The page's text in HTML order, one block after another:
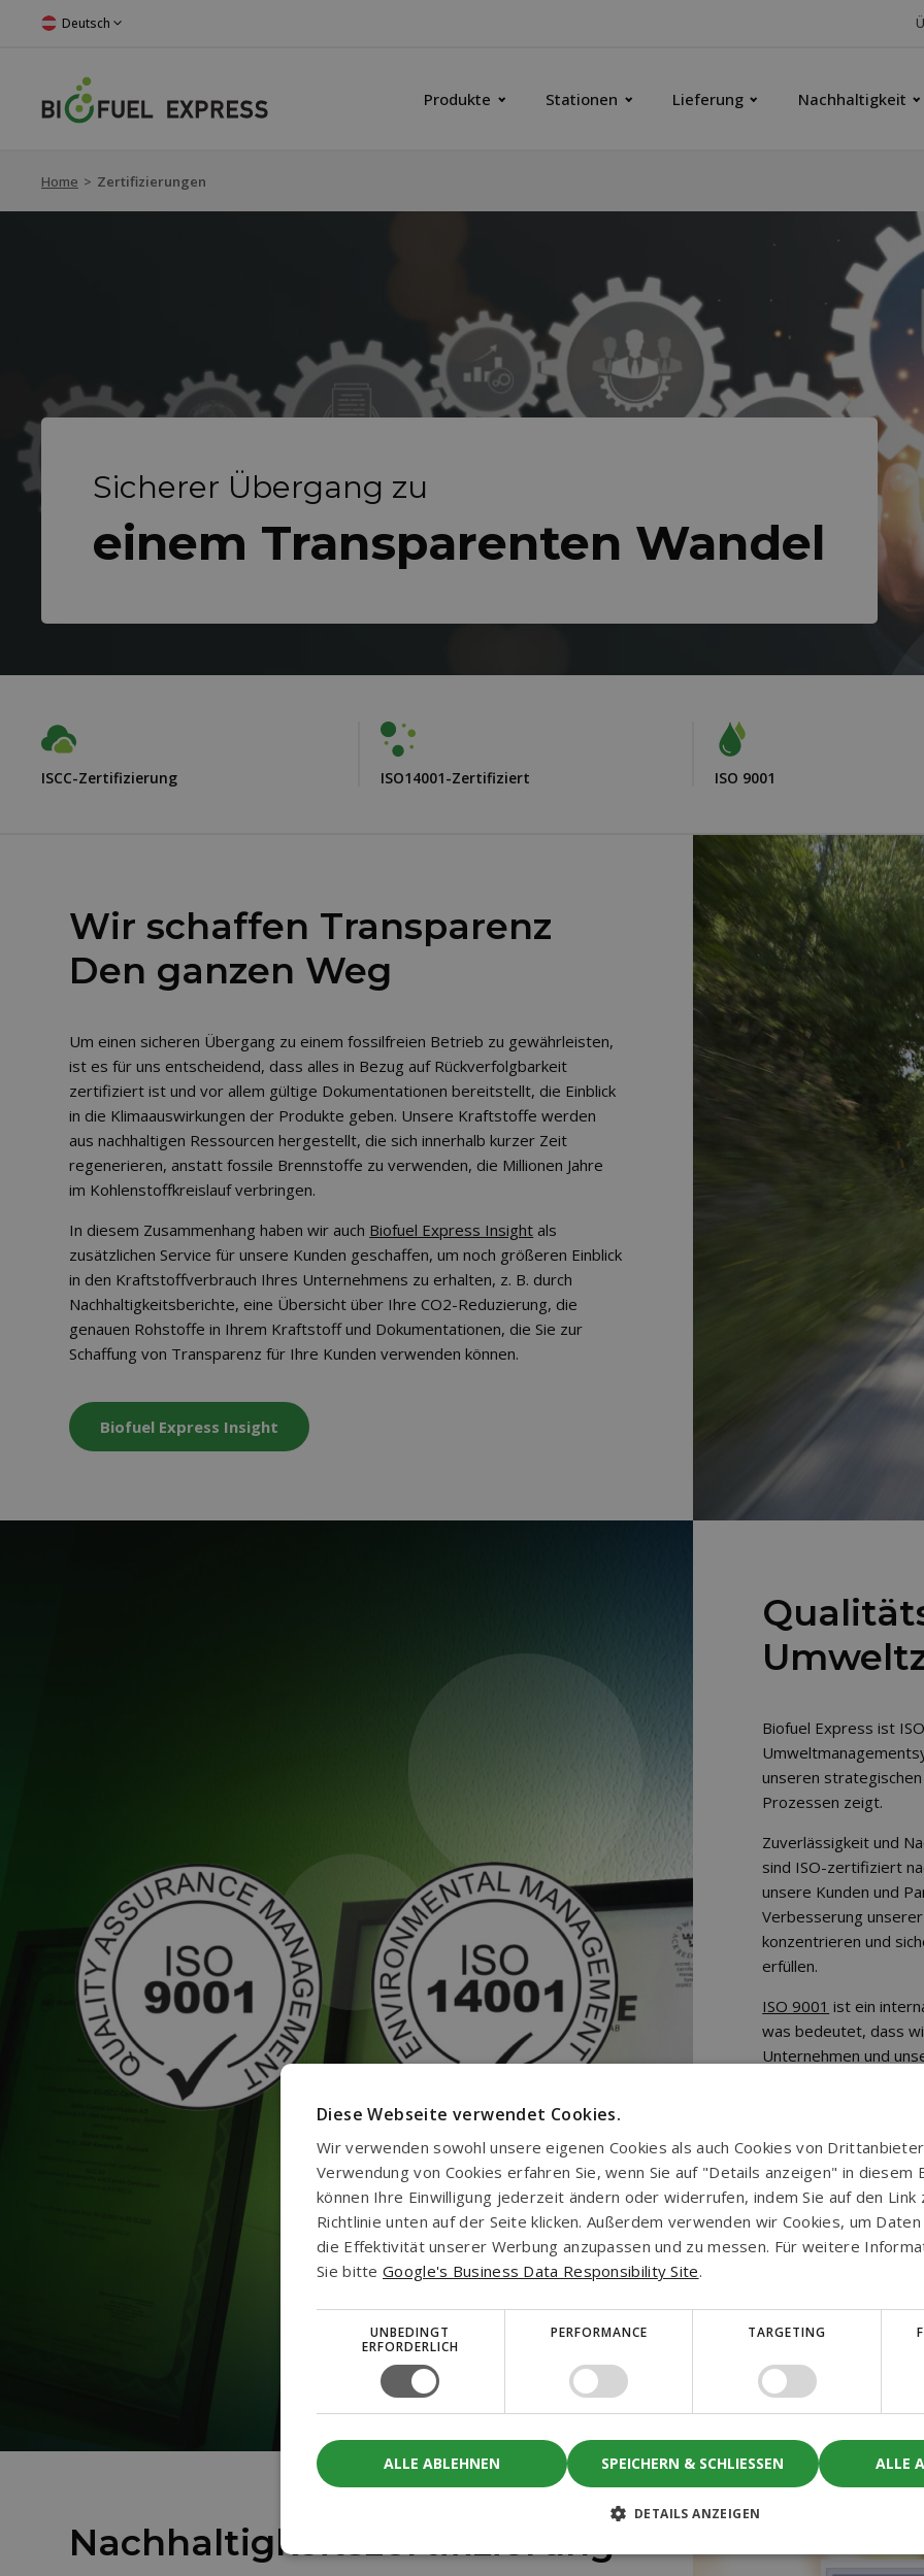
Deutsch
Produkte Stationen Lieferung Nachhaltigkeit
Home > Zertifizierungen
Sicherer Übergang zu
einem Transparenten Wandel
ISCC-Zertifizierung ISO14001-Zertifiziert ISO 9001
Wir schaffen Transparenz
Den ganzen Weg
Um einen sicheren Übergang zu einem fossilfreien Betrieb zu gewährleisten,
ist es für uns entscheidend, dass alles in Bezug auf Rückverfolgbarkeit
zertifiziert ist und vor allem gültige Dokumentationen bereitstellt, die Einblick
in die Klimaauswirkungen der Produkte geben. Unsere Kraftstoffe werden
aus nachhaltigen Ressourcen hergestellt, die sich innerhalb kurzer Zeit
regenerieren, anstatt fossile Brennstoffe zu verwenden, die Millionen Jahre
im Kohlenstoffkreislauf verbringen.
In diesem Zusammenhang haben wir auch Biofuel Express Insight als
zusätzlichen Service für unsere Kunden geschaffen, um noch größeren Einblick
in den Kraftstoffverbrauch Ihres Unternehmens zu erhalten, z. B. durch
Nachhaltigkeitsberichte, eine Übersicht über Ihre CO2-Reduzierung, die
genauen Rohstoffe in Ihrem Kraftstoff und Dokumentationen, die Sie zur
Schaffung von Transparenz für Ihre Kunden verwenden können.
Biofuel Express Insight
Biofuel Express ist
unseren
Prozessen zeigt.
Zuverlässigkeit und
sind ISO-zertifiziert
unsere Kunden und
Verbesserung
konzentrieren und
erfüllen.
ISO 9001 ist ein
was bedeutet, dass
Unternehmen und
Dienstleistungen und
ist ein
der sicherstellt, dass
Anforderungen
Die Zertifizierung
den Standards SS-EN
ISO 9001:2015
Nachhaltigkeitszertifizierung
Diese Webseite verwendet Cookies.
Wir verwenden sowohl unsere eigenen Cookies als auch Cookies von
Verwendung von Cookies erfahren Sie, wenn Sie auf "Details anzeigen" in diesem
können Ihre Einwilligung jederzeit ändern oder widerrufen, indem Sie auf den Link
Richtlinie unten auf der Seite klicken. Außerdem verwenden wir Cookies, um
die Effektivität unserer Werbung anzupassen und zu messen. Für weitere
Sie bitte Google's Business Data Responsibility Site.
UNBEDINGT
ERFORDERLICH
PERFORMANCE TARGETING
SPEICHERN & SCHLIESSEN ALLE
ALLE ABLEHNEN
DETAILS ANZEIGEN